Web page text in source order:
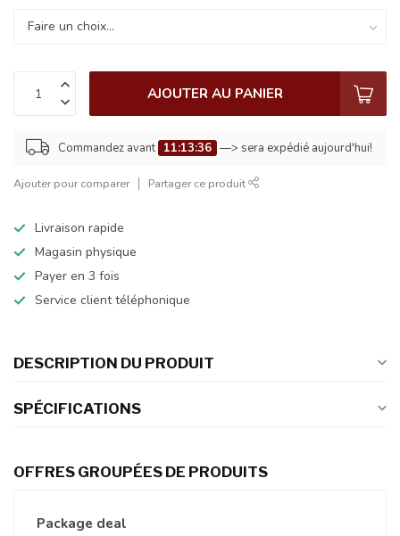
AJOUTER AU PANIER
Commandez avant 11:13:35 —> sera expédié aujourd'hui!
Ajouter pour comparer Partager ce produit
Livraison rapide
Magasin physique
Payer en 3 fois
Service client téléphonique
DESCRIPTION DU PRODUIT
SPÉCIFICATIONS
OFFRES GROUPÉES DE PRODUITS
Package deal